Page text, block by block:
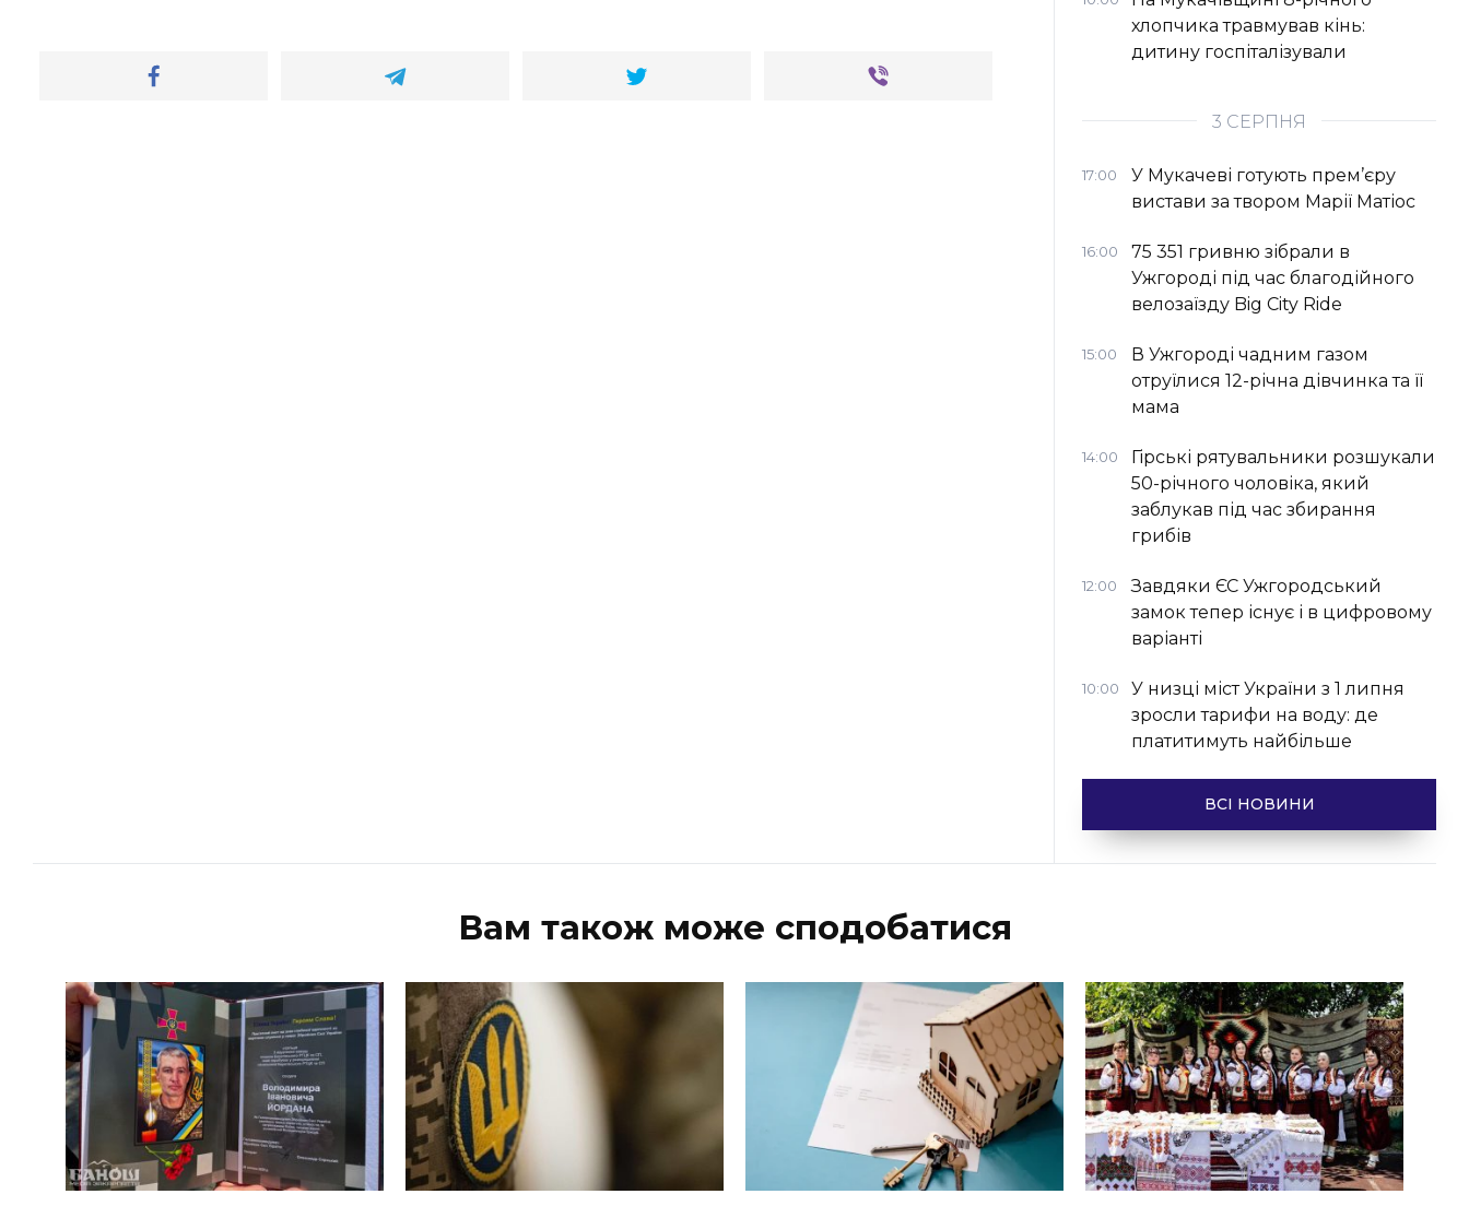
хлопчика травмував кінь:
дитину госпіталізували
3 СЕРПНЯ
17:00
У Мукачеві готують прем’єру
вистави за твором Марії Матіос
16:00
75 351 гривню зібрали в
Ужгороді під час благодійного
велозаїзду Big Сity Ride
15:00
В Ужгороді чадним газом
отруїлися 12-річна дівчинка та її
мама
14:00
Гірські рятувальники розшукали
50-річного чоловіка, який
заблукав під час збирання
грибів
12:00
Завдяки ЄС Ужгородський
замок тепер існує і в цифровому
варіанті
10:00
У низці міст України з 1 липня
зросли тарифи на воду: де
платитимуть найбільше
ВСІ НОВИНИ
Вам також може сподобатися